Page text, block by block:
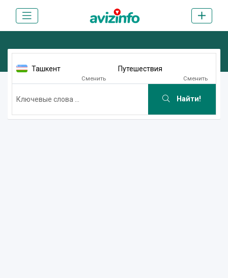
Ташкент
Сменить
Путешествия
Сменить
Найти!